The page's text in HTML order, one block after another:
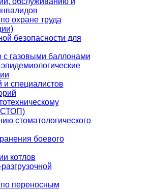
охране труда
безопасности для
газовыми баллонами
и специалистов
стоматологического
боевого
котлов
переносным